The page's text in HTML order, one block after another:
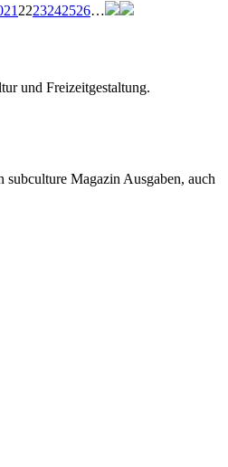
21 2223242526…
und Freizeitgestaltung.
Magazin Ausgaben, auch